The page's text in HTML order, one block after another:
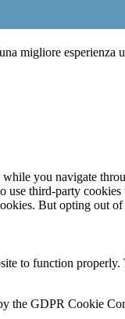
migliore esperienza
you navigate
third-party
But opting out
to function
the GDPR Cookie